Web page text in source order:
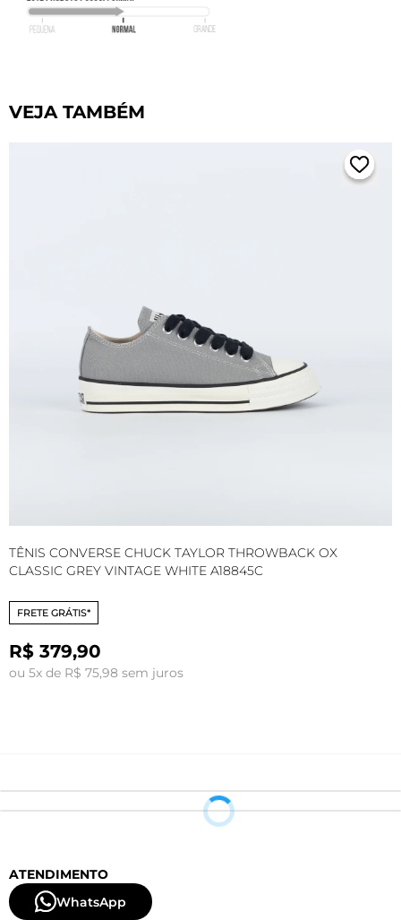
VEJA TAMBÉM
TÊNIS CONVERSE CHUCK TAYLOR THROWBACK OX
CLASSIC GREY VINTAGE WHITE A18845C
FRETE GRÁTIS*
R$ 379,90
ou 5x de R$ 75,98 sem juros
ATENDIMENTO
WhatsApp